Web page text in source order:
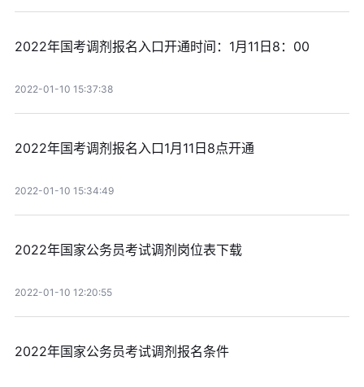
2022年国考调剂报名入口开通时间：1月11日8：00
2022-01-10 15:37:38
2022年国考调剂报名入口1月11日8点开通
2022-01-10 15:34:49
2022年国家公务员考试调剂岗位表下载
2022-01-10 12:20:55
2022年国家公务员考试调剂报名条件